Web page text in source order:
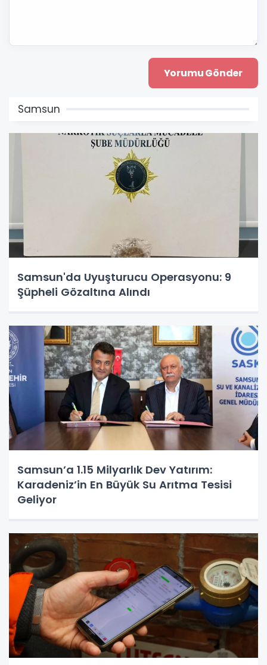
Samsun
Samsun'da Uyuşturucu Operasyonu: 9
Şüpheli Gözaltına Alındı
Samsun’a 1.15 Milyarlık Dev Yatırım:
Karadeniz’in En Büyük Su Arıtma Tesisi
Geliyor